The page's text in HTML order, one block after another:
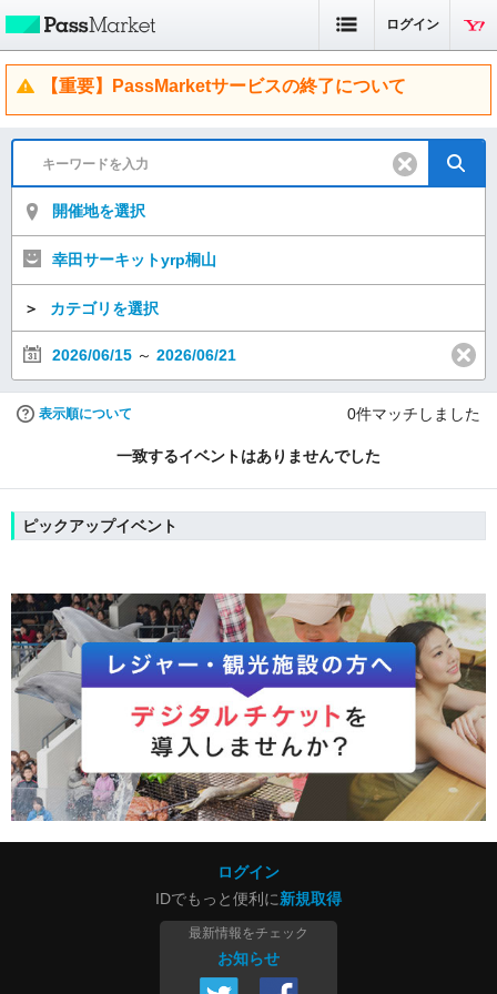
ログイン
【重要】PassMarketサービスの終了について
開催地を選択
幸田サーキットyrp桐山
＞ カテゴリを選択
2026/06/15 ～ 2026/06/21
表示順について 0件マッチしました
一致するイベントはありませんでした
ピックアップイベント
ログイン
IDでもっと便利に新規取得
最新情報をチェック
お知らせ